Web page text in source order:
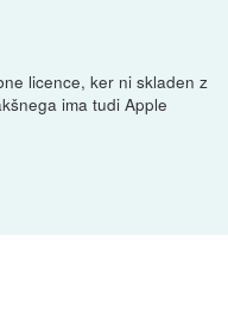
licence, ker ni skladen z
ima tudi Apple